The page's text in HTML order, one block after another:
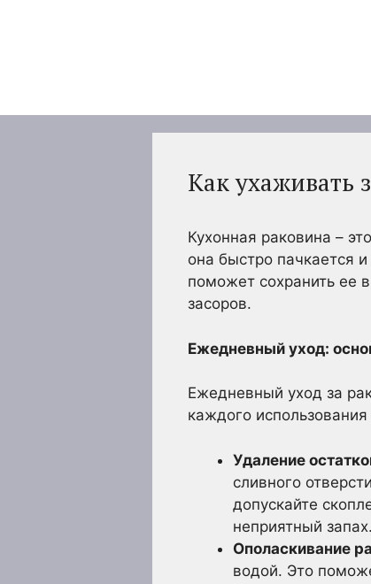
Как ухаживать
Кухонная раковина –
она быстро пачкается
поможет сохранить ее
засоров.
Ежедневный уход:
Ежедневный уход за
каждого
Удаление
сливного
допускайте
неприятный запах.
Ополаскивание
водой. Это